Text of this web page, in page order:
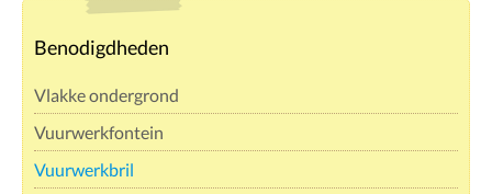
Benodigdheden
Vlakke ondergrond
Vuurwerkfontein
Vuurwerkbril